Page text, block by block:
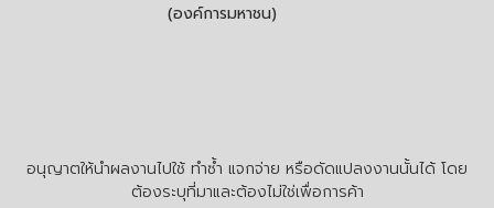
อนุญาตให้นำผลงานไปใช้ ทำซ้ำ แจกจ่าย หรือดัดแปลงงานนั้นได้ โดย
ต้องระบุที่มาและต้องไม่ใช่เพื่อการค้า
(องค์การมหาชน)